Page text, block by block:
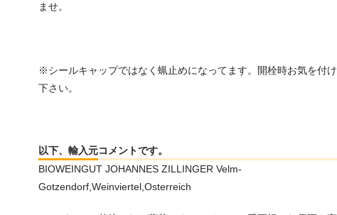
ませ。
※シールキャップではなく蝋止めになってます。開栓時お気を付け
下さい。
以下、輸入元コメントです。
BIOWEINGUT JOHANNES ZILLINGER Velm-
Gotzendorf,Weinviertel,Osterreich